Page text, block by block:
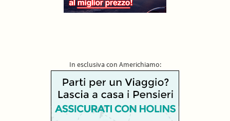
In esclusiva con Americhiamo: